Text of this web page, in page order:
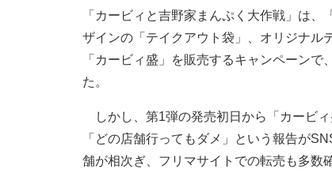
「カービィと吉野家まんぷく大作戦」は
ザインの「テイクアウト袋」、オリジナル
「カービィ盛」を販売するキャンペーン
た。
しかし、第1弾の発売初日から「カービィ
「どの店舗行ってもダメ」という報告が
舗が相次ぎ、フリマサイトでの転売も多数